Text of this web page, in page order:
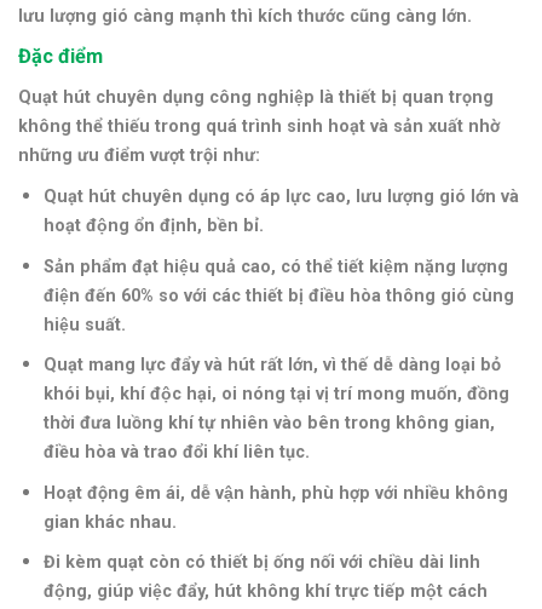
lưu lượng gió càng mạnh thì kích thước cũng càng lớn.
Đặc điểm
Quạt hút chuyên dụng công nghiệp là thiết bị quan trọng
không thể thiếu trong quá trình sinh hoạt và sản xuất nhờ
những ưu điểm vượt trội như:
Quạt hút chuyên dụng có áp lực cao, lưu lượng gió lớn và
hoạt động ổn định, bền bỉ.
Sản phẩm đạt hiệu quả cao, có thể tiết kiệm nặng lượng
điện đến 60% so với các thiết bị điều hòa thông gió cùng
hiệu suất.
Quạt mang lực đẩy và hút rất lớn, vì thế dễ dàng loại bỏ
khói bụi, khí độc hại, oi nóng tại vị trí mong muốn, đồng
thời đưa luồng khí tự nhiên vào bên trong không gian,
điều hòa và trao đổi khí liên tục.
Hoạt động êm ái, dễ vận hành, phù hợp với nhiều không
gian khác nhau.
Đi kèm quạt còn có thiết bị ống nối với chiều dài linh
động, giúp việc đẩy, hút không khí trực tiếp một cách